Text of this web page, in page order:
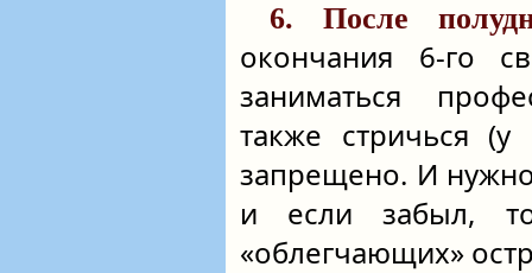
6. После
окончания 6-го
заниматься
также стричься
запрещено. И
и если забыл,
«облегчающих»